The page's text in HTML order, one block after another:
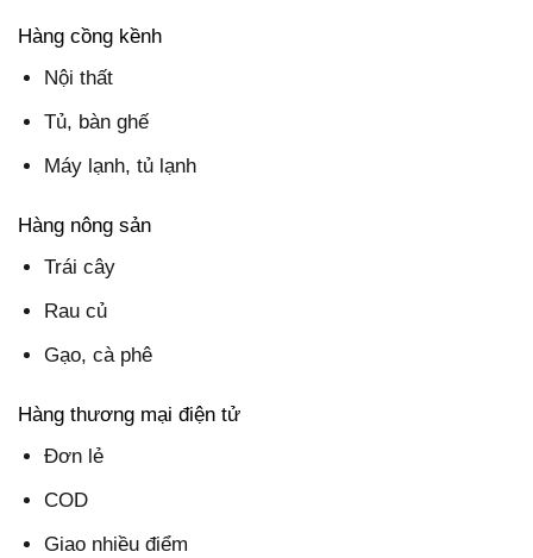
Hàng cồng kềnh
Nội thất
Tủ, bàn ghế
Máy lạnh, tủ lạnh
Hàng nông sản
Trái cây
Rau củ
Gạo, cà phê
Hàng thương mại điện tử
Đơn lẻ
COD
Giao nhiều điểm